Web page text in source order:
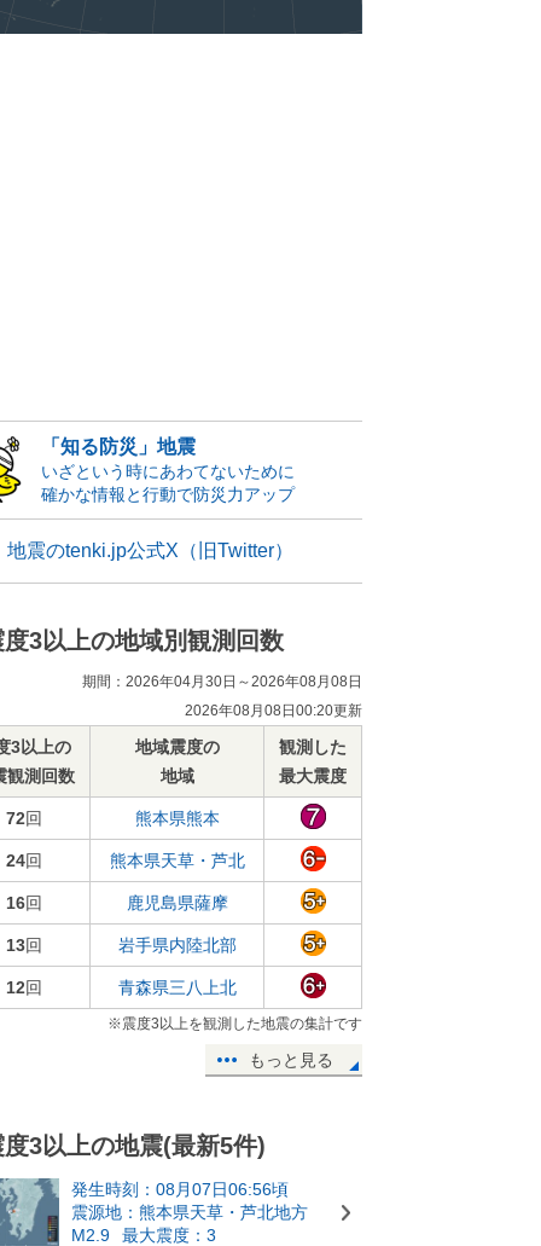
「知る防災」地震
いざという時にあわてないために
確かな情報と行動で防災力アップ
地震のtenki.jp公式X（旧Twitter）
度3以上の地域別観測回数
期間：2026年04月30日～2026年08月08日
2026年08月08日00:20更新
3以上の
観測回数
地域震度の
地域
観測した
最大震度
72回 熊本県熊本
24回 熊本県天草・芦北
16回 鹿児島県薩摩
13回 岩手県内陸北部
12回 青森県三八上北
※震度3以上を観測した地震の集計です
もっと見る
度3以上の地震(最新5件)
発生時刻：08月07日06:56頃
震源地：熊本県天草・芦北地方
M2.9
最大震度：3